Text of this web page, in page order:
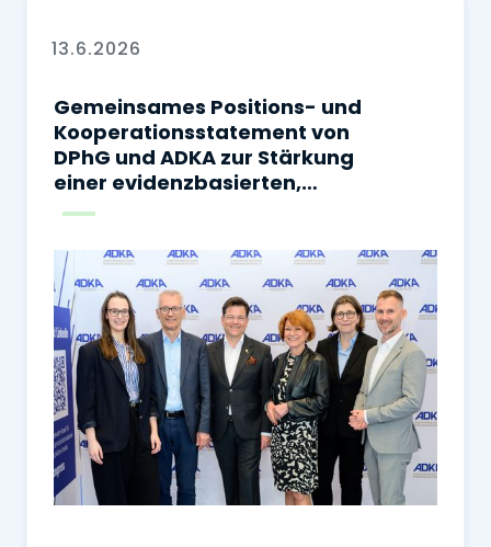
13.6.2026
Gemeinsames Positions- und
Kooperationsstatement von
DPhG und ADKA zur Stärkung
einer evidenzbasierten,
sicheren und
Arzneimitteltherapie